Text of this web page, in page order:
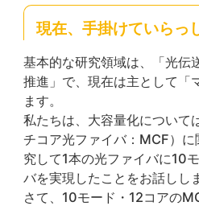
現在、手掛けていらっ
基本的な研究領域は、「光伝
推進」で、現在は主として「
ます。
私たちは、大容量化について
チコア光ファイバ：MCF）
究して1本の光ファイバに10
バを実現したことをお話しし
さて、10モード・12コアの